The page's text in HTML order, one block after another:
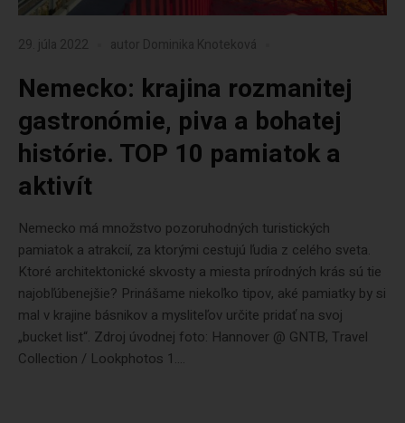
29. júla 2022 autor Dominika Knoteková
Nemecko: krajina rozmanitej
gastronómie, piva a bohatej
histórie. TOP 10 pamiatok a
aktivít
Nemecko má množstvo pozoruhodných turistických
pamiatok a atrakcií, za ktorými cestujú ľudia z celého sveta.
Ktoré architektonické skvosty a miesta prírodných krás sú tie
najobľúbenejšie? Prinášame niekoľko tipov, aké pamiatky by si
mal v krajine básnikov a mysliteľov určite pridať na svoj
„bucket list“. Zdroj úvodnej foto: Hannover @ GNTB, Travel
Collection / Lookphotos 1....